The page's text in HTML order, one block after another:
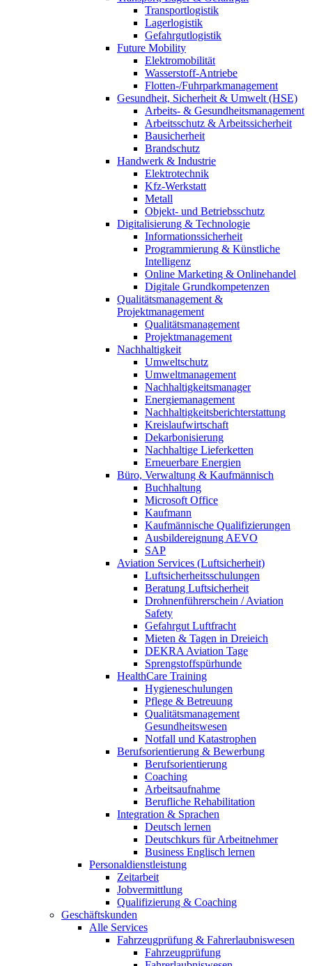
Transportlogistik
Lagerlogistik
Gefahrgutlogistik
Future Mobility
Elektromobilität
Wasserstoff-Antriebe
Flotten-/Fuhrparkmanagement
Gesundheit, Sicherheit & Umwelt (HSE)
Arbeits- & Gesundheitsmanagement
Arbeitsschutz & Arbeitssicherheit
Bausicherheit
Brandschutz
Handwerk & Industrie
Elektrotechnik
Kfz-Werkstatt
Metall
Objekt- und Betriebsschutz
Digitalisierung & Technologie
Informationssicherheit
Programmierung & Künstliche
Intelligenz
Online Marketing & Onlinehandel
Digitale Grundkompetenzen
Qualitätsmanagement &
Projektmanagement
Qualitätsmanagement
Projektmanagement
Nachhaltigkeit
Umweltschutz
Umweltmanagement
Nachhaltigkeitsmanager
Energiemanagement
Nachhaltigkeitsberichterstattung
Kreislaufwirtschaft
Dekarbonisierung
Nachhaltige Lieferketten
Erneuerbare Energien
Büro, Verwaltung & Kaufmännisch
Buchhaltung
Microsoft Office
Kaufmann
Kaufmännische Qualifizierungen
Ausbildereignung AEVO
SAP
Aviation Services (Luftsicherheit)
Luftsicherheitsschulungen
Beratung Luftsicherheit
Drohnenführerschein / Aviation
Safety
Gefahrgut Luftfracht
Mieten & Tagen in Dreieich
DEKRA Aviation Tage
Sprengstoffspürhunde
HealthCare Training
Hygieneschulungen
Pflege & Betreuung
Qualitätsmanagement
Gesundheitswesen
Notfall und Katastrophen
Berufsorientierung & Bewerbung
Berufsorientierung
Coaching
Arbeitsaufnahme
Berufliche Rehabilitation
Integration & Sprachen
Deutsch lernen
Deutschkurs für Arbeitnehmer
Business Englisch lernen
Personaldienstleistung
Zeitarbeit
Jobvermittlung
Qualifizierung & Coaching
Geschäftskunden
Alle Services
Fahrzeugprüfung & Fahrerlaubniswesen
Fahrzeugprüfung